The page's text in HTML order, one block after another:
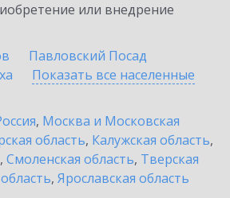
или внедрение
Павловский Посад
Показать все населенные
, Москва и Московская
область, Калужская область,
, Смоленская область, Тверская
, Ярославская область